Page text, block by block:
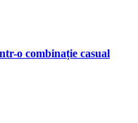
o combinație casual